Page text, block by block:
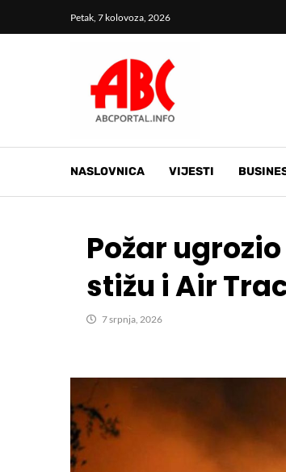
Petak, 7 kolovoza, 2026
NASLOVNICA VIJESTI
Požar
stižu i Air
7 srpnja, 2026